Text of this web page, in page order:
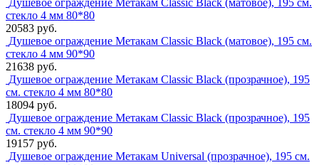
стекло 4 мм 80*80
20583 руб.
Душевое ограждение Метакам Classic Black (матовое), 195 см.
стекло 4 мм 90*90
21638 руб.
Душевое ограждение Метакам Classic Black (прозрачное), 195
см. стекло 4 мм 80*80
18094 руб.
Душевое ограждение Метакам Classic Black (прозрачное), 195
см. стекло 4 мм 90*90
19157 руб.
Душевое ограждение Метакам Universal (прозрачное), 195 см.